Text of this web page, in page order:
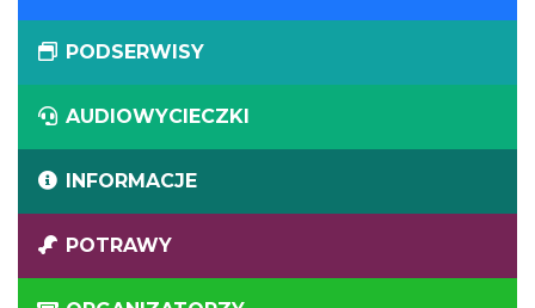
PODSERWISY
AUDIOWYCIECZKI
INFORMACJE
POTRAWY